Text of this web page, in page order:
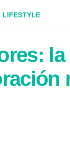
LIFESTYLE
la